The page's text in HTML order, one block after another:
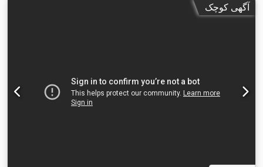
آگهی کوچک